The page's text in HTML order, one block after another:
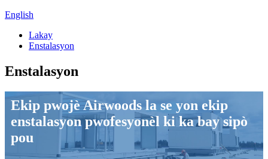
English
Lakay
Enstalasyon
Enstalasyon
Ekip pwojè Airwoods la se yon ekip
enstalasyon pwofesyonèl ki ka bay sipò
pou